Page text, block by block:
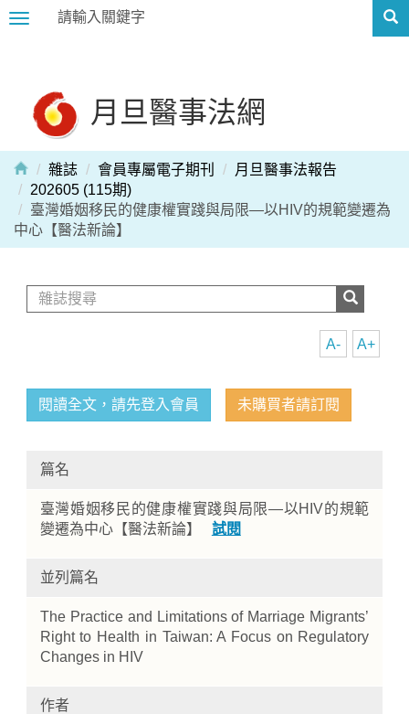
Toggle
月旦醫事法網
Home
雜誌 會員專屬電子期刊
月旦醫事法報告
202605 (115期)
臺灣婚姻移民的健康權實踐與局限—以HIV的規範變遷為
中心【醫法新論】
A+
A-
閱讀全文，請先登入會員 未購買者請訂閱
篇名
臺灣婚姻移民的健康權實踐與局限—以HIV的規範
變遷為中心【醫法新論】 試閱
並列篇名
The Practice and Limitations of Marriage Migrants’
Right to Health in Taiwan: A Focus on Regulatory
Changes in HIV
作者